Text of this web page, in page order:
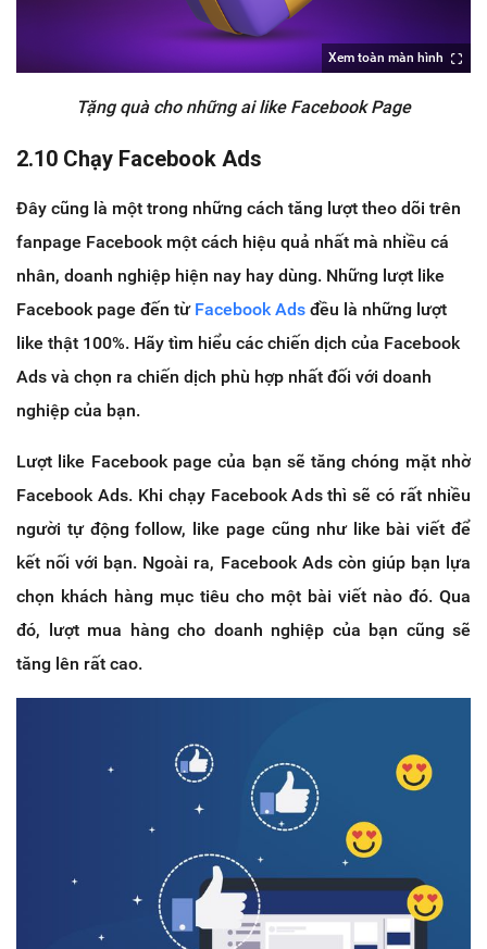
Xem toàn màn hình
Tặng quà cho những ai like Facebook Page
2.10 Chạy Facebook Ads
Đây cũng là một trong những cách tăng lượt theo dõi trên
fanpage Facebook một cách hiệu quả nhất mà nhiều cá
nhân, doanh nghiệp hiện nay hay dùng. Những lượt like
Facebook page đến từ Facebook Ads đều là những lượt
like thật 100%. Hãy tìm hiểu các chiến dịch của Facebook
Ads và chọn ra chiến dịch phù hợp nhất đối với doanh
nghiệp của bạn.
Lượt like Facebook page của bạn sẽ tăng chóng mặt nhờ
Facebook Ads. Khi chạy Facebook Ads thì sẽ có rất nhiều
người tự động follow, like page cũng như like bài viết để
kết nối với bạn. Ngoài ra, Facebook Ads còn giúp bạn lựa
chọn khách hàng mục tiêu cho một bài viết nào đó. Qua
đó, lượt mua hàng cho doanh nghiệp của bạn cũng sẽ
tăng lên rất cao.